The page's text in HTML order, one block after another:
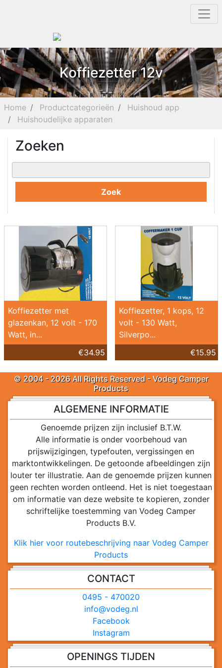
Koffiezetter 12v
Home Productcategorieën
Huishoud app
Huishoudelijke apparaten
Zoeken
Zoek
Koffiezetter met
glazenkan, 12 volt - 170
Watt, in...
€34.95
Koffiezetter, 1 kops, 12
volt - 130 Watt,
Silverpo...
€15.95
© 2004 - 2026 All Rights Reserved - Vodeg Camper
Products
ALGEMENE INFORMATIE
Genoemde prijzen zijn inclusief B.T.W.
Alle informatie is onder voorbehoud van
prijswijzigingen, typefouten, vergissingen en
marktontwikkelingen. De getoonde afbeeldingen zijn
louter ter illustratie. Aan de genoemde prijzen kunnen
geen rechten worden ontleend. Het is niet toegestaan
om informatie van deze website te kopieren, zonder
schriftelijke toestemming van Vodeg Camper
Products B.V.
Klik hier voor routebeschrijving naar Vodeg Camper
Products
CONTACT
0495 - 470020
info@vodeg.nl
Facebook
Instagram
OPENINGS TIJDEN